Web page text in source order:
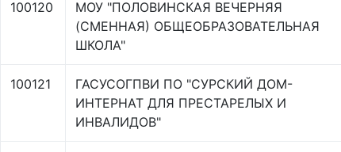
100120
МОУ "ПОЛОВИНСКАЯ ВЕЧЕРНЯЯ
(СМЕННАЯ) ОБЩЕОБРАЗОВАТЕЛЬНАЯ
ШКОЛА"
100121
ГАСУСОГПВИ ПО "СУРСКИЙ ДОМ-
ИНТЕРНАТ ДЛЯ ПРЕСТАРЕЛЫХ И
ИНВАЛИДОВ"